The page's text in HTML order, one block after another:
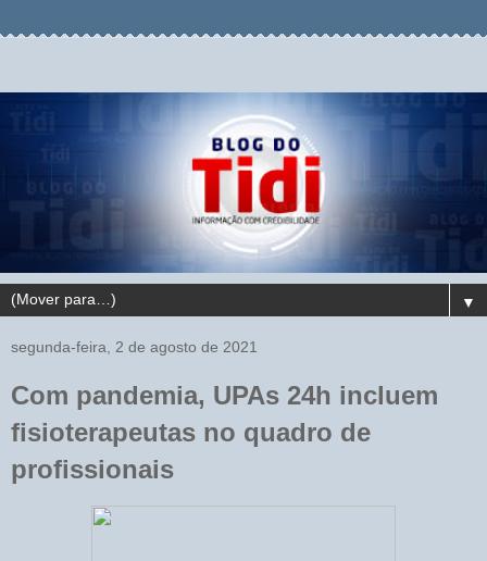
▼
segunda-feira, 2 de agosto de 2021
Com pandemia, UPAs 24h incluem
fisioterapeutas no quadro de
profissionais